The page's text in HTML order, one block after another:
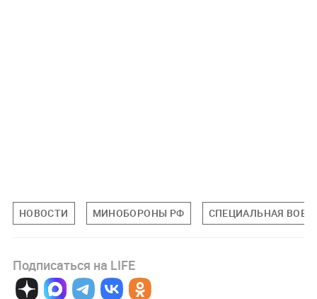
НОВОСТИ МИНОБОРОНЫ РФ СПЕЦИАЛЬНАЯ
Подписаться на LIFE